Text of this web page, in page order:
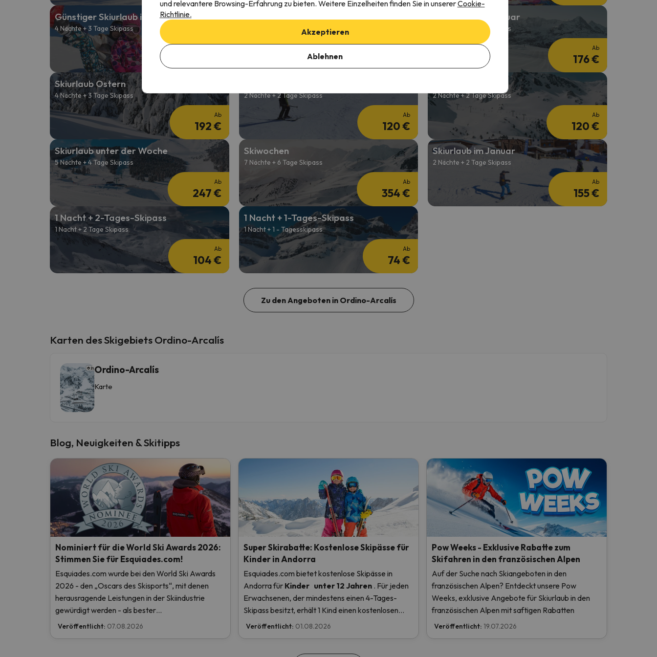
Günstiger Skiurlaub im Januar
4 Nächte + 3 Tage Skipass
Günstiger Skiurlaub im Februar
2 Nächte + 2 Tage Skipass
Skiurlaub im Februar
2 Nächte + 2 Tage Skipass
Ab
176 €
Skiurlaub Ostern
4 Nächte + 3 Tage Skipass
Ab
192 €
2 Nächte + 2 Tage Skipass
Ab
120 €
2 Nächte + 2 Tage Skipass
Ab
120 €
Skiurlaub unter der Woche
5 Nächte + 4 Tage Skipass
Ab
247 €
Skiwochen
7 Nächte + 6 Tage Skipass
Ab
354 €
Skiurlaub im Januar
2 Nächte + 2 Tage Skipass
Ab
155 €
1 Nacht + 2-Tages-Skipass
1 Nacht + 2 Tage Skipass
Ab
104 €
1 Nacht + 1-Tages-Skipass
1 Nacht + 1 - Tagesskipass
Ab
74 €
Zu den Angeboten in Ordino-Arcalís
Karten des Skigebiets Ordino-Arcalís
Ordino-Arcalís
Karte
Blog, Neuigkeiten & Skitipps
Nominiert für die World Ski Awards 2026:
Stimmen Sie für Esquiades.com!
Esquiades.com wurde bei den World Ski Awards
2026 - den „Oscars des Skisports“, mit denen
herausragende Leistungen in der Skiindustrie
gewürdigt werden - als bester
Skiurlaubveranstalter der Welt nominiert. Stimmen
Veröffentlicht: 07.08.2026
Super Skirabatte: Kostenlose Skipässe für
Kinder in Andorra
Esquiades.com bietet kostenlose Skipässe in
Andorrafür Kinder unter 12 Jahren . Für jeden
Erwachsenen, der mindestens einen 4-Tages-
Skipass besitzt, erhält 1 Kind einen kostenlosen
Skipass! Lesen Sie hier mehr.
Veröffentlicht: 01.08.2026
Pow Weeks - Exklusive Rabatte zum
Skifahren in den französischen Alpen
Auf der Suche nach Skiangeboten in den
französischen Alpen? Entdeckt unsere Pow
Weeks, exklusive Angebote für Skiurlaub in den
französischen Alpen mit saftigen Rabatten
Veröffentlicht: 19.07.2026
und relevantere Browsing-Erfahrung zu bieten. Weitere Einzelheiten finden Sie in unsererCookie-
Richtlinie.
Akzeptieren
Ablehnen